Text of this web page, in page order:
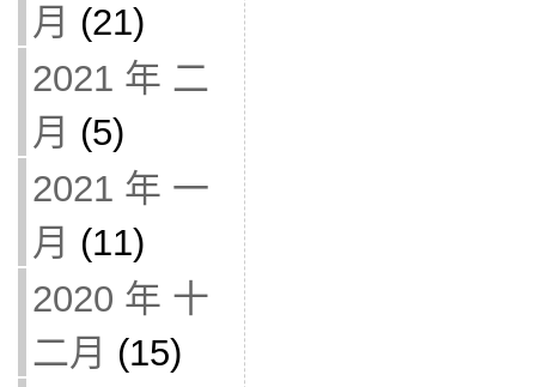
月 (21)
2021 年 二
月 (5)
2021 年 一
月 (11)
2020 年 十
二月 (15)